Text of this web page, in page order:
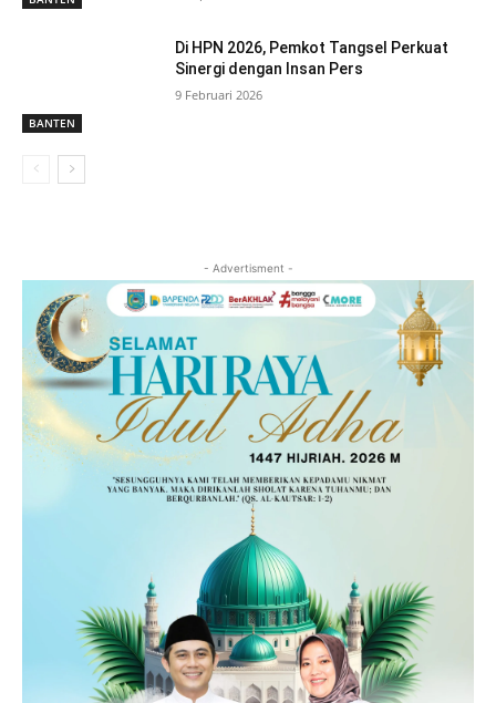
BANTEN
Di HPN 2026, Pemkot Tangsel Perkuat
Sinergi dengan Insan Pers
9 Februari 2026
- Advertisment -